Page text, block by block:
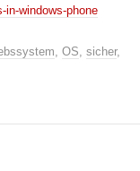
in-windows-phone
, OS, sicher,